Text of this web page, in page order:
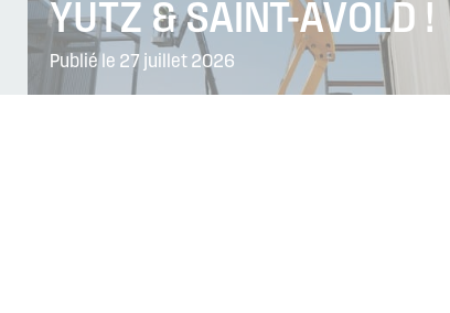
YUTZ & SAINT-AVOLD !
Publié le 27 juillet 2026